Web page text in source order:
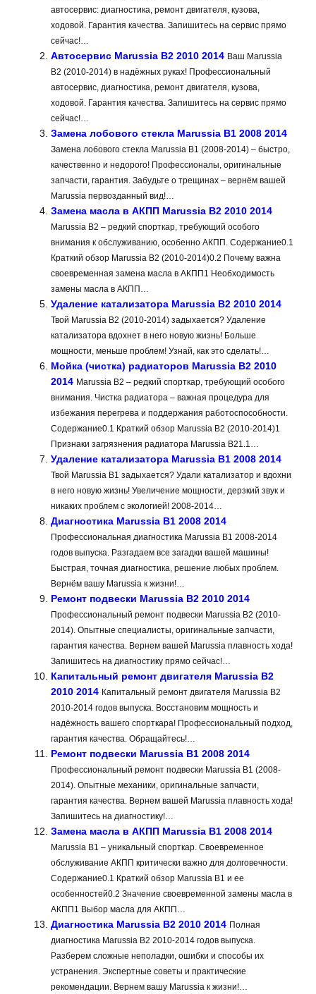
автосервис: диагностика, ремонт двигателя, кузова,
ходовой. Гарантия качества. Запишитесь на сервис прямо
сейчас!…
Автосервис Marussia B2 2010 2014 Ваш Marussia
B2 (2010-2014) в надёжных руках! Профессиональный
автосервис, диагностика, ремонт двигателя, кузова,
ходовой. Гарантия качества. Запишитесь на сервис прямо
сейчас!…
Замена лобового стекла Marussia B1 2008 2014
Замена лобового стекла Marussia B1 (2008-2014) – быстро,
качественно и недорого! Профессионалы, оригинальные
запчасти, гарантия. Забудьте о трещинах – вернём вашей
Marussia первозданный вид!…
Замена масла в АКПП Marussia B2 2010 2014
Marussia B2 – редкий спорткар, требующий особого
внимания к обслуживанию, особенно АКПП. Содержание0.1
Краткий обзор Marussia B2 (2010-2014)0.2 Почему важна
своевременная замена масла в АКПП1 Необходимость
замены масла в АКПП…
Удаление катализатора Marussia B2 2010 2014
Твой Marussia B2 (2010-2014) задыхается? Удаление
катализатора вдохнет в него новую жизнь! Больше
мощности, меньше проблем! Узнай, как это сделать!…
Мойка (чистка) радиаторов Marussia B2 2010
2014 Marussia B2 – редкий спорткар, требующий особого
внимания. Чистка радиатора – важная процедура для
избежания перегрева и поддержания работоспособности.
Содержание0.1 Краткий обзор Marussia B2 (2010-2014)1
Признаки загрязнения радиатора Marussia B21.1…
Удаление катализатора Marussia B1 2008 2014
Твой Marussia B1 задыхается? Удали катализатор и вдохни
в него новую жизнь! Увеличение мощности, дерзкий звук и
никаких проблем с экологией! 2008-2014…
Диагностика Marussia B1 2008 2014
Профессиональная диагностика Marussia B1 2008-2014
годов выпуска. Разгадаем все загадки вашей машины!
Быстрая, точная диагностика, решение любых проблем.
Вернём вашу Marussia к жизни!…
Ремонт подвески Marussia B2 2010 2014
Профессиональный ремонт подвески Marussia B2 (2010-
2014). Опытные специалисты, оригинальные запчасти,
гарантия качества. Вернем вашей Marussia плавность хода!
Запишитесь на диагностику прямо сейчас!…
Капитальный ремонт двигателя Marussia B2
2010 2014 Капитальный ремонт двигателя Marussia B2
2010-2014 годов выпуска. Восстановим мощность и
надёжность вашего спорткара! Профессиональный подход,
гарантия качества. Обращайтесь!…
Ремонт подвески Marussia B1 2008 2014
Профессиональный ремонт подвески Marussia B1 (2008-
2014). Опытные механики, оригинальные запчасти,
гарантия качества. Вернем вашей Marussia плавность хода!
Запишитесь на диагностику!…
Замена масла в АКПП Marussia B1 2008 2014
Marussia B1 – уникальный спорткар. Своевременное
обслуживание АКПП критически важно для долговечности.
Содержание0.1 Краткий обзор Marussia B1 и ее
особенностей0.2 Значение своевременной замены масла в
АКПП1 Выбор масла для АКПП…
Диагностика Marussia B2 2010 2014 Полная
диагностика Marussia B2 2010-2014 годов выпуска.
Разберем сложные неполадки, ошибки и способы их
устранения. Экспертные советы и практические
рекомендации. Вернем вашу Marussia к жизни!…